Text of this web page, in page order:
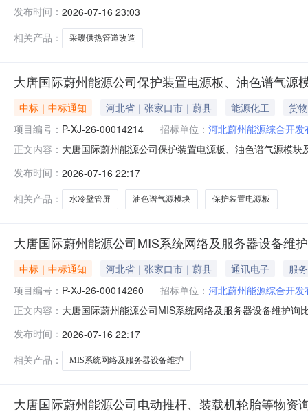
八、采购人及联系方式：河北蔚州能源综合开发有限公
额：42
发布时间： 2026-07-16 23:03
相关产品：
采暖供热管道改造
大唐国际蔚州能源公司保护装置电源板、油色谱气
中标｜中标通知 河北省｜张家口市｜蔚县 能源化工
货物
项目编号： P-XJ-26-00014214 招标单位： 河北蔚州能源综合开发
正文内容： 大唐国际蔚州能源公司保护装置电源板、油色谱气源模
止日期：2026-07-1317:00:00七、结果公告日期：2026-
备有限
发布时间： 2026-07-16 22:17
相关产品：
水冷壁管屏 油色谱气源模块 保护装置电源板
大唐国际蔚州能源公司MIS系统网络及服务器设备维
中标｜中标通知 河北省｜张家口市｜蔚县 通讯电子
服务
项目编号： P-XJ-26-00014260 招标单位： 河北蔚州能源综合开发
正文内容： 大唐国际蔚州能源公司MIS系统网络及服务器设备维护
期：2026-07-16八、采购人及联系方式：河北蔚州能源
发布时间： 2026-07-16 22:17
相关产品：
MIS系统网络及服务器设备维护
大唐国际蔚州能源公司电动推杆、装载机轮胎等物资